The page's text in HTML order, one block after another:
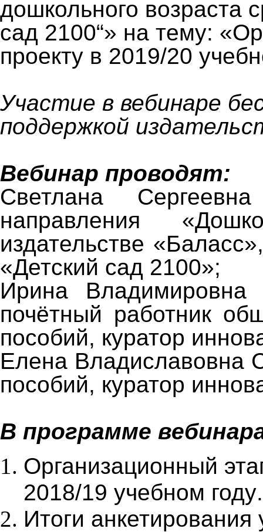
дошкольного возраста
сад 2100“» на тему:
проекту в 2019/20
Участие в вебинаре
поддержкой
Вебинар проводят:
Светлана
направления
издательстве
«Детский сад 2100»;
Ирина
почётный работник
пособий, куратор
Елена Владиславовна
пособий, куратор
В программе
Организационный
2018/19 учебном году.
Итоги анкетирования